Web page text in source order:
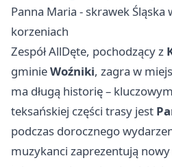
Panna Maria - skrawek
korzeniach
Zespół AllDęte, pochodzący z
gminieWoźniki, zagra w
ma długą historię –
teksańskiej części trasy jest
podczas dorocznego
muzykanci zaprezentują